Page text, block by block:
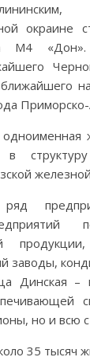
окраине
М4
Приморско-
структуру
заводы,
Динская –
но и всю
35 тысяч